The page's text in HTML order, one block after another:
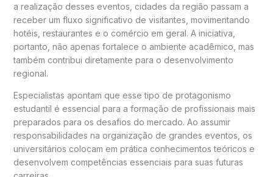
a realização desses eventos, cidades da região passam a
receber um fluxo significativo de visitantes, movimentando
hotéis, restaurantes e o comércio em geral. A iniciativa,
portanto, não apenas fortalece o ambiente acadêmico, mas
também contribui diretamente para o desenvolvimento
regional.
Especialistas apontam que esse tipo de protagonismo
estudantil é essencial para a formação de profissionais mais
preparados para os desafios do mercado. Ao assumir
responsabilidades na organização de grandes eventos, os
universitários colocam em prática conhecimentos teóricos e
desenvolvem competências essenciais para suas futuras